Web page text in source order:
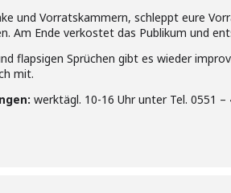
und Vorratskammern, schleppt eure
Am Ende verkostet das Publikum und
flapsigen Sprüchen gibt es wieder
mit.
werktägl. 10-16 Uhr unter Tel. 0551 –